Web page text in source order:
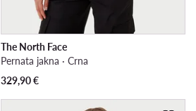
The North Face
Pernata jakna · Crna
329,90€